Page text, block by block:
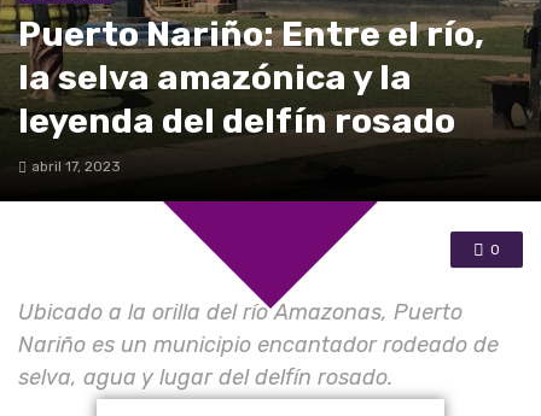
La Vitrina
Puerto Nariño: Entre el río,
la selva amazónica y la
leyenda del delfín rosado
abril 17, 2023
0
Ubicado a la orilla del río Amazonas, Puerto
Nariño es un municipio encantador rodeado de
selva, agua y lugar del delfín rosado.